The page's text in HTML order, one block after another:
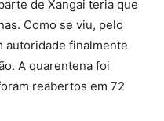
de Xangai teria que
Como se viu, pelo
autoridade finalmente
A quarentena foi
reabertos em 72